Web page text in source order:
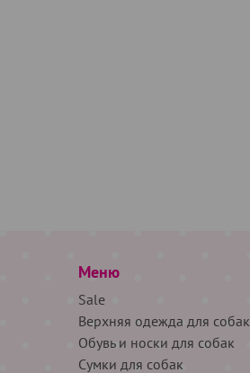
Меню
Sale
Верхняя одежда для собак
Обувь и носки для собак
Сумки для собак